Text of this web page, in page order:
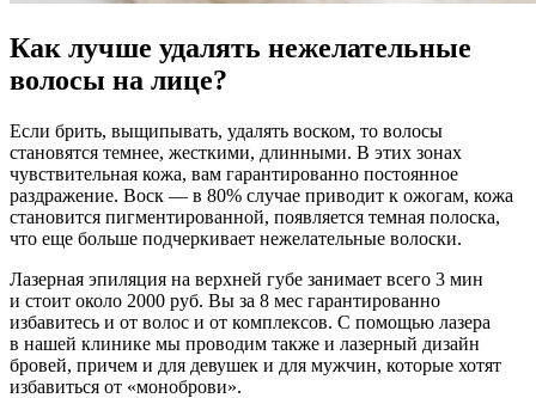
Как лучше удалять нежелательные
волосы на лице?
Если брить, выщипывать, удалять воском, то волосы
становятся темнее, жесткими, длинными. В этих зонах
чувствительная кожа, вам гарантированно постоянное
раздражение. Воск — в 80% случае приводит к ожогам, кожа
становится пигментированной, появляется темная полоска,
что еще больше подчеркивает нежелательные волоски.
Лазерная эпиляция на верхней губе занимает всего 3 мин
и стоит около 2000 руб. Вы за 8 мес гарантированно
избавитесь и от волос и от комплексов. С помощью лазера
в нашей клинике мы проводим также и лазерный дизайн
бровей, причем и для девушек и для мужчин, которые хотят
избавиться от «моноброви».